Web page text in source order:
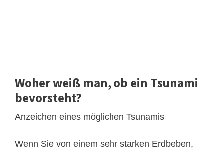
Woher weiß man, ob ein Tsunami
bevorsteht?
Anzeichen eines möglichen Tsunamis
Wenn Sie von einem sehr starken Erdbeben,